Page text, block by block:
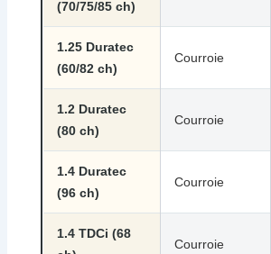
(70/75/85 ch)
1.25 Duratec
(60/82 ch)
Courroie
1.2 Duratec
(80 ch)
Courroie
1.4 Duratec
(96 ch)
Courroie
1.4 TDCi (68
Courroie